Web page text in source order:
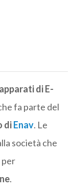
di E-
fa parte del
diEnav. Le
società che
per
.